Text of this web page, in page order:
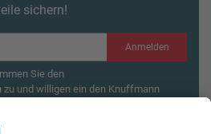
sichern!
Anmelden
Sie den
und willigen ein den Knuffmann